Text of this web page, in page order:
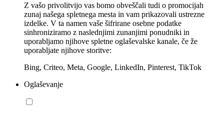
Z vašo privolitvijo vas bomo obveščali tudi o promocijah
zunaj našega spletnega mesta in vam prikazovali ustrezne
izdelke. V ta namen vaše šifrirane osebne podatke
sinhroniziramo z naslednjimi zunanjimi ponudniki in
uporabljamo njihove spletne oglaševalske kanale, če že
uporabljate njihove storitve:
Bing, Criteo, Meta, Google, LinkedIn, Pinterest, TikTok
Oglaševanje